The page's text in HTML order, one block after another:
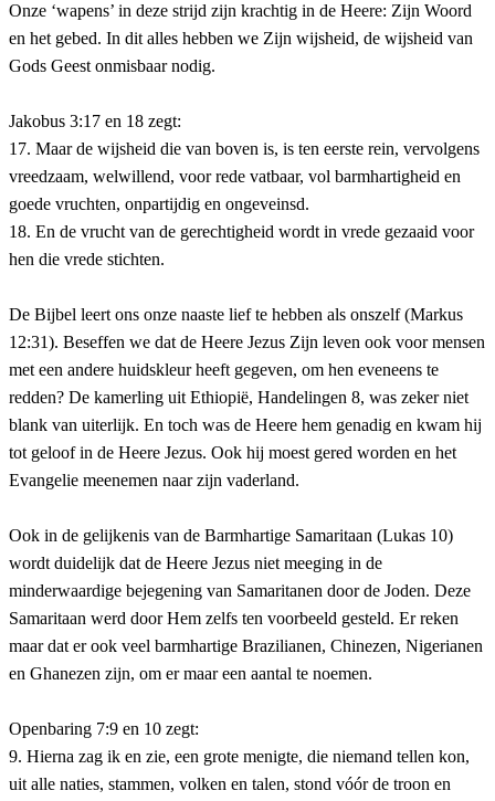
Onze ‘wapens’ in deze strijd zijn krachtig in de Heere: Zijn Woord
en het gebed. In dit alles hebben we Zijn wijsheid, de wijsheid van
Gods Geest onmisbaar nodig.
Jakobus 3:17 en 18 zegt:
17. Maar de wijsheid die van boven is, is ten eerste rein, vervolgens
vreedzaam, welwillend, voor rede vatbaar, vol barmhartigheid en
goede vruchten, onpartijdig en ongeveinsd.
18. En de vrucht van de gerechtigheid wordt in vrede gezaaid voor
hen die vrede stichten.
De Bijbel leert ons onze naaste lief te hebben als onszelf (Markus
12:31). Beseffen we dat de Heere Jezus Zijn leven ook voor mensen
met een andere huidskleur heeft gegeven, om hen eveneens te
redden? De kamerling uit Ethiopië, Handelingen 8, was zeker niet
blank van uiterlijk. En toch was de Heere hem genadig en kwam hij
tot geloof in de Heere Jezus. Ook hij moest gered worden en het
Evangelie meenemen naar zijn vaderland.
Ook in de gelijkenis van de Barmhartige Samaritaan (Lukas 10)
wordt duidelijk dat de Heere Jezus niet meeging in de
minderwaardige bejegening van Samaritanen door de Joden. Deze
Samaritaan werd door Hem zelfs ten voorbeeld gesteld. Er reken
maar dat er ook veel barmhartige Brazilianen, Chinezen, Nigerianen
en Ghanezen zijn, om er maar een aantal te noemen.
Openbaring 7:9 en 10 zegt:
9. Hierna zag ik en zie, een grote menigte, die niemand tellen kon,
uit alle naties, stammen, volken en talen, stond vóór de troon en